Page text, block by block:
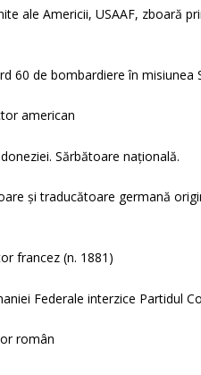
ale Americii, USAAF, zboară
60 de bombardiere în misiunea
american
Sărbătoare națională.
și traducătoare germană
francez (n. 1881)
Federale interzice Partidul
român